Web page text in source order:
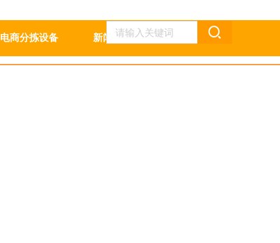
电商分拣设备 新闻中心 联系我们